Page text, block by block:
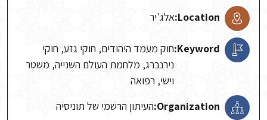
Location: אלג'יר
Keyword: חוק מעמד היהודים, חוקי גזע, חוקי
נירנברג, מלחמת העולם השנייה, משטר
וישי, רפואה
Organization: העיתון הרשמי של תוניסיה